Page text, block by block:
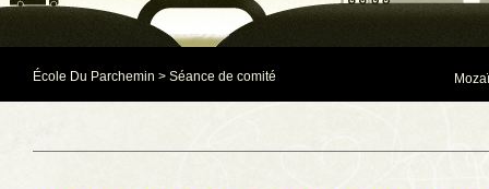
École Du Parchemin > Séance de comité